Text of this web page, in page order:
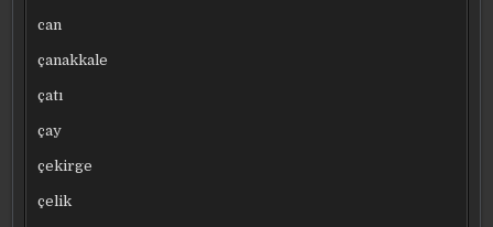
can
çanakkale
çatı
çay
çekirge
çelik